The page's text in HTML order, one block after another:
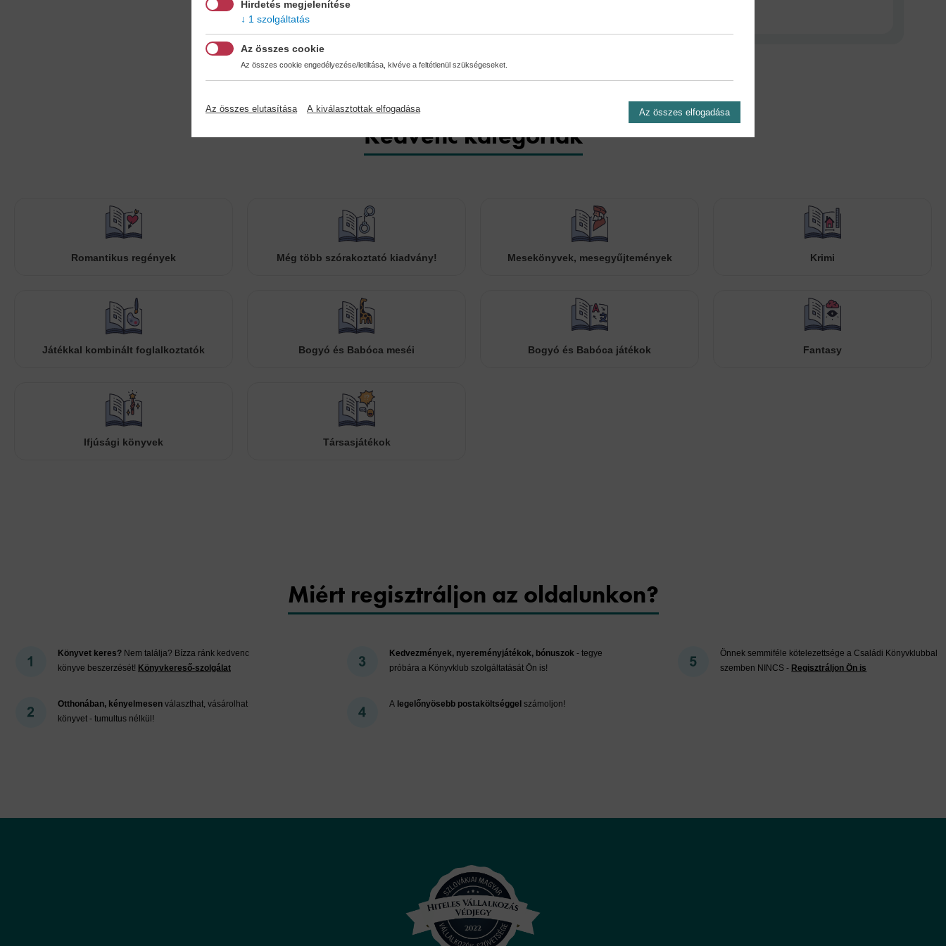
Kedvenc kategóriák
Romantikus regények Még több szórakoztató kiadvány! Mesekönyvek, mesegyűjtemények Krimi
Játékkal kombinált foglalkoztatók Bogyó és Babóca meséi Bogyó és Babóca játékok Fantasy
Ifjúsági könyvek Társasjátékok
Miért regisztráljon az oldalunkon?
Könyvet keres? Nem találja? Bízza ránk kedvenc
könyve beszerzését! Könyvkereső-szolgálat
Otthonában, kényelmesen választhat, vásárolhat
könyvet - tumultus nélkül!
Kedvezmények, nyereményjátékok, bónuszok- tegye
próbára a Könyvklub szolgáltatását Ön is!
A legelőnyösebb postaköltséggel számoljon!
Önnek semmiféle kötelezettsége a Családi Könyvklubbal
szemben NINCS - Regisztráljon Ön is
Hirdetés megjelenítése
1 szolgáltatás
Az összes cookie
Az összes cookie engedélyezése/letiltása, kivéve a feltétlenül szükségeseket.
Az összes elutasítása A kiválasztottak elfogadása Az összes elfogadása